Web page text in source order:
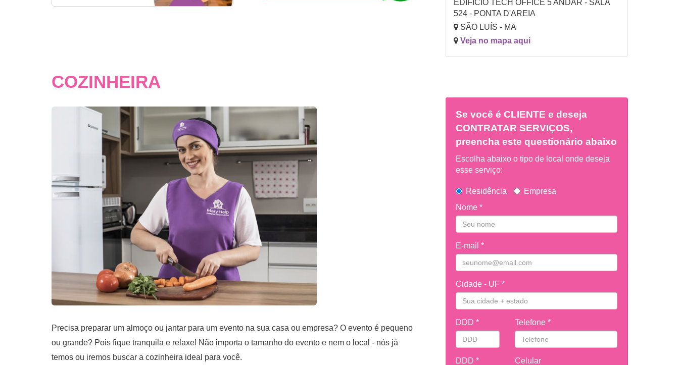
EDIFÍCIO TECH OFFICE 5 ANDAR - SALA
524 - PONTA D'AREIA
SÃO LUÍS - MA
Veja no mapa aqui
COZINHEIRA
Precisa preparar um almoço ou jantar para um evento na sua casa ou empresa? O evento é pequeno
ou grande? Pois fique tranquila e relaxe! Não importa o tamanho do evento e nem o local - nós já
temos ou iremos buscar a cozinheira ideal para você.
Se você é CLIENTE e deseja
CONTRATAR SERVIÇOS,
preencha este questionário abaixo
Escolha abaixo o tipo de local onde deseja
esse serviço:
Residência
Empresa
Nome *
E-mail *
Cidade - UF *
DDD * Telefone *
DDD * Celular